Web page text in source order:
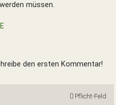
müssen.
den ersten Kommentar!
Pflicht-Feld